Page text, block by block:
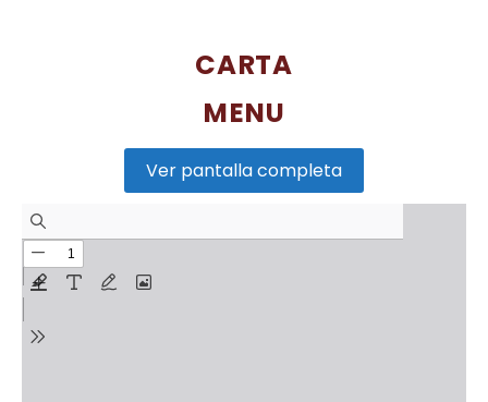
CARTA
MENU
Ver pantalla completa